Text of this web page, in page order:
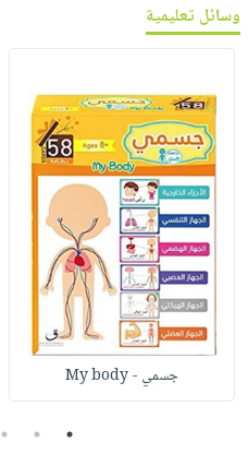
وسائل تعليمية
جسمي - My body
1
2
3